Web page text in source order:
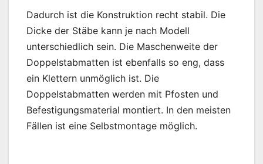
Dadurch ist die Konstruktion recht stabil. Die
Dicke der Stäbe kann je nach Modell
unterschiedlich sein. Die Maschenweite der
Doppelstabmatten ist ebenfalls so eng, dass
ein Klettern unmöglich ist. Die
Doppelstabmatten werden mit Pfosten und
Befestigungsmaterial montiert. In den meisten
Fällen ist eine Selbstmontage möglich.